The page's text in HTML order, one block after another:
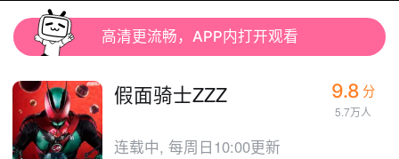
高清更流畅，APP内打开观看
假面骑士ZZZ 9.8 分
5.7万人
连载中, 每周日10:00更新